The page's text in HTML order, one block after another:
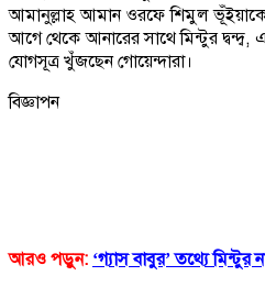
আমানুল্লাহ আমান ওরফে শিমুল ভূঁইয়াকে
আগে থেকে আনারের সাথে মিন্টুর
যোগসূত্র খুঁজছেন গোয়েন্দারা।
বিজ্ঞাপন
আরও পড়ুন: ‘গ্যাস বাবুর’ তথ্যে মিন্টুর